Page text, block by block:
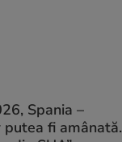
Spania –
fi amânată.